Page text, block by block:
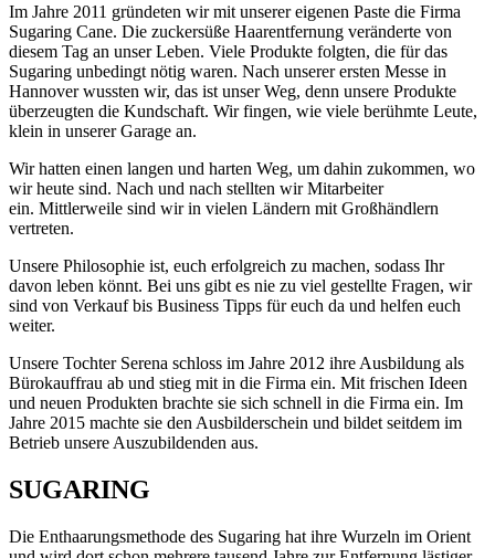
Im Jahre 2011 gründeten wir mit unserer eigenen Paste die Firma
Sugaring Cane. Die zuckersüße Haarentfernung veränderte von
diesem Tag an unser Leben. Viele Produkte folgten, die für das
Sugaring unbedingt nötig waren. Nach unserer ersten Messe in
Hannover wussten wir, das ist unser Weg, denn unsere Produkte
überzeugten die Kundschaft. Wir fingen, wie viele berühmte Leute,
klein in unserer Garage an.
Wir hatten einen langen und harten Weg, um dahin zukommen, wo
wir heute sind. Nach und nach stellten wir Mitarbeiter
ein. Mittlerweile sind wir in vielen Ländern mit Großhändlern
vertreten.
Unsere Philosophie ist, euch erfolgreich zu machen, sodass Ihr
davon leben könnt. Bei uns gibt es nie zu viel gestellte Fragen, wir
sind von Verkauf bis Business Tipps für euch da und helfen euch
weiter.
Unsere Tochter Serena schloss im Jahre 2012 ihre Ausbildung als
Bürokauffrau ab und stieg mit in die Firma ein. Mit frischen Ideen
und neuen Produkten brachte sie sich schnell in die Firma ein. Im
Jahre 2015 machte sie den Ausbilderschein und bildet seitdem im
Betrieb unsere Auszubildenden aus.
SUGARING
Die Enthaarungsmethode des Sugaring hat ihre Wurzeln im Orient